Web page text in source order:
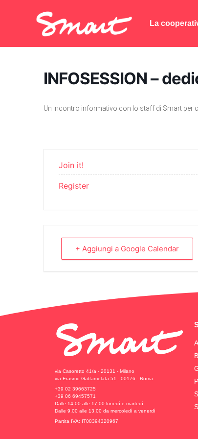
La
INFOSESSION –
Un incontro informativo con lo staff di Smart per
Join it!
Register
+ Aggiungi a Google Calendar
via Casoretto 41/a - 20131 - Milano
via Erasmo Gattamelata 51 - 00176 - Roma
+39 02 39663725
+39 06 69457571
Dalle 14.00 alle 17.00 lunedì e martedì
Dalle 9.00 alle 13.00 da mercoledì a venerdì
Partita IVA: IT08394320967